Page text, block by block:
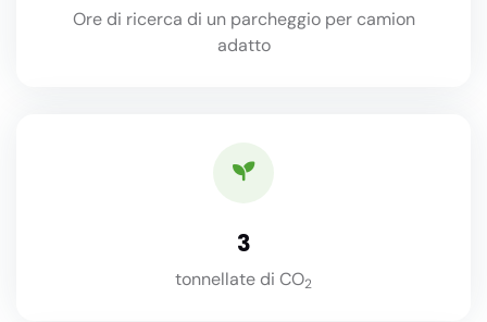
Ore di ricerca di un parcheggio per camion
adatto
3
tonnellate di CO2